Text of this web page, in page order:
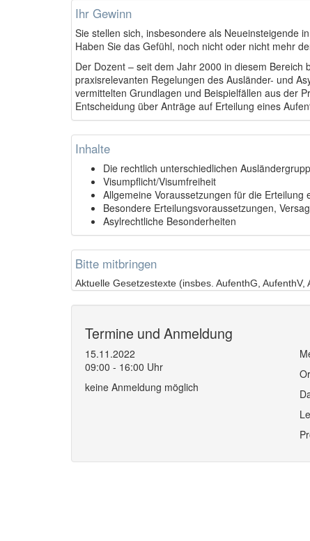
Ihr Gewinn
Sie stellen sich, insbesondere als Neueinsteigende
Haben Sie das Gefühl, noch nicht oder nicht mehr
Der Dozent – seit dem Jahr 2000 in diesem
praxisrelevanten Regelungen des Ausländer- und
vermittelten Grundlagen und Beispielfällen aus der
Entscheidung über Anträge auf Erteilung eines
Inhalte
Die rechtlich unterschiedlichen
Visumpflicht/Visumfreiheit
Allgemeine Voraussetzungen für die Erteilung
Besondere Erteilungsvoraussetzungen,
Asylrechtliche Besonderheiten
Bitte mitbringen
Aktuelle Gesetzestexte (insbes. AufenthG, AufenthV,
Termine und Anmeldung
15.11.2022
09:00 - 16:00 Uhr
keine Anmeldung möglich